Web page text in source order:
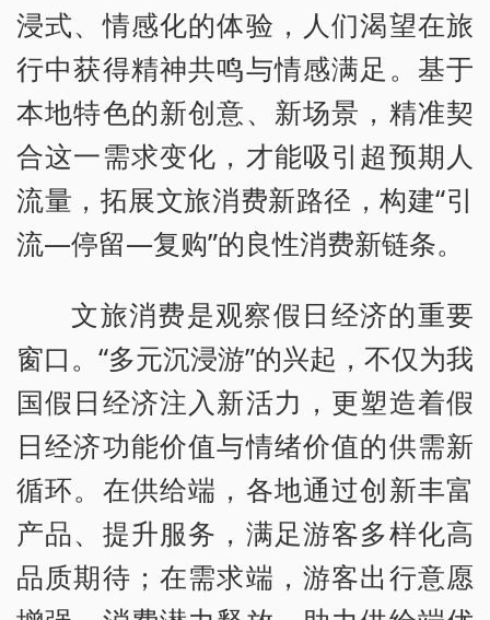
浸式、情感化的体验，人们渴望在旅
行中获得精神共鸣与情感满足。基于
本地特色的新创意、新场景，精准契
合这一需求变化，才能吸引超预期人
流量，拓展文旅消费新路径，构建“引
流—停留—复购”的良性消费新链条。
文旅消费是观察假日经济的重要
窗口。“多元沉浸游”的兴起，不仅为我
国假日经济注入新活力，更塑造着假
日经济功能价值与情绪价值的供需新
循环。在供给端，各地通过创新丰富
产品、提升服务，满足游客多样化高
品质期待；在需求端，游客出行意愿